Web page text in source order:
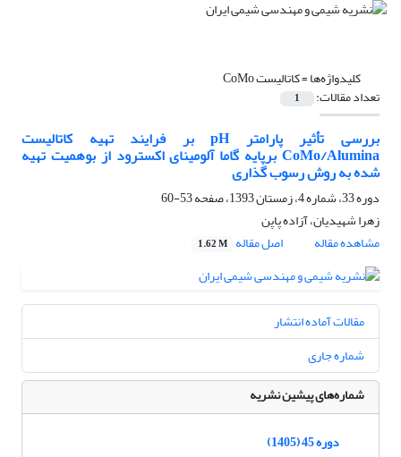
کلیدواژه‌ها =کاتالیست CoMo
تعداد مقالات: 1
بررسی تأثیر پارامتر pH بر فرایند تهیه کاتالیست
CoMo/Alumina برپایه گاما آلومینای اکسترود از بوهمیت تهیه
شده به روش رسوب گذاری
دوره 33، شماره 4، زمستان 1393، صفحه
53-60
زهرا شهیدیان، آزاده پاپن
مشاهده مقاله
اصل مقاله 1.62 M
مقالات آماده انتشار
شماره جاری
شماره‌های پیشین نشریه
دوره 45 (1405)